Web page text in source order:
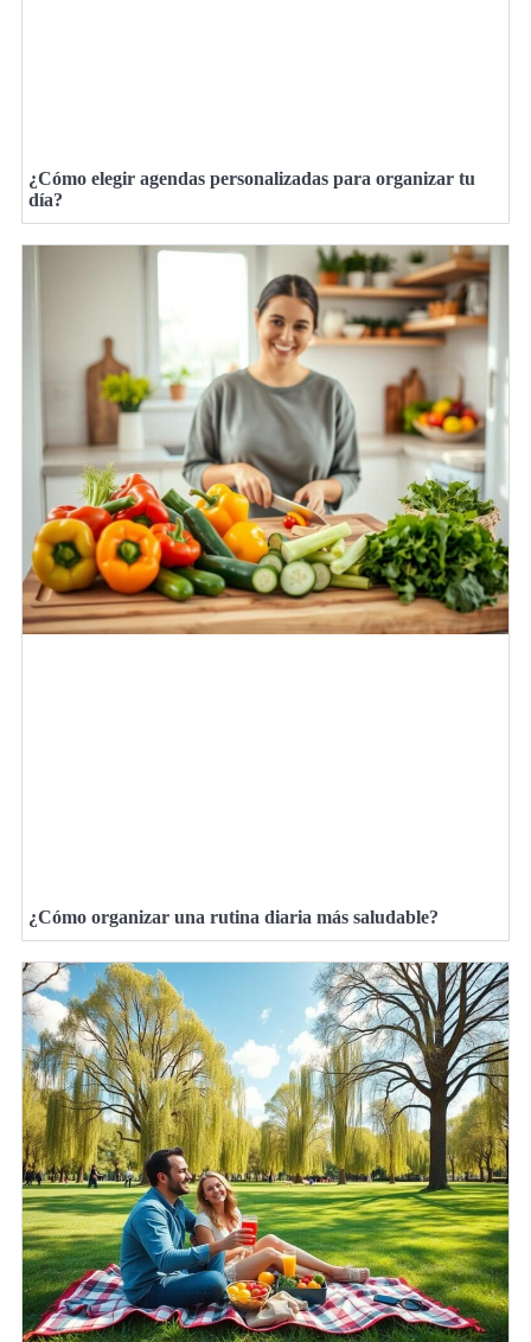
¿Cómo elegir agendas personalizadas para organizar tu
día?
¿Cómo organizar una rutina diaria más saludable?